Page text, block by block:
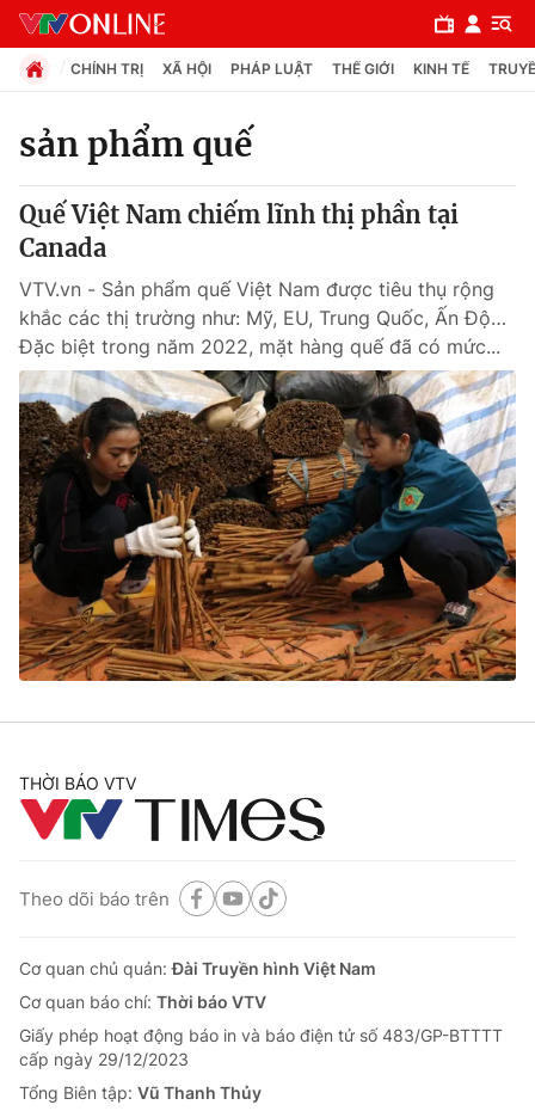
Chuyên mục
Chính trị
Xã hội
Pháp luật
Y tế
Thế giới
Tin tức
Thế giới đó đây
Câu chuyện quốc tế
Kinh tế
Tài chính
Thị trường
Góc doanh nghiệp
Dữ liệu và đời sống
Truyền hình
Phim VTV
Hậu trường
Giải sao mai
Giải trí
Điện ảnh
Âm nhạc
Du lịch
Làm đẹp
Chất lượng cuộc sống
Tuyển sinh
Học trực tuyến
Công nghệ
Hitech Công nghệ tương lai
Sản phẩm
Giao lưu trực tuyến
CHÍNH TRỊ XÃ HỘI PHÁP LUẬT THẾ GIỚI KINH TẾ
sản phẩm quế
Quế Việt Nam chiếm lĩnh thị phần tại
Canada
VTV.vn - Sản phẩm quế Việt Nam được tiêu thụ rộng
khắc các thị trường như: Mỹ, EU, Trung Quốc, Ấn Độ…
Đặc biệt trong năm 2022, mặt hàng quế đã có mức...
THỜI BÁO VTV
Theo dõi báo trên
Cơ quan chủ quản:Đài Truyền hình Việt Nam
Cơ quan báo chí: Thời báo VTV
Giấy phép hoạt động báo in và báo điện tử số 483/GP-BTTTT
cấp ngày 29/12/2023
Tổng Biên tập: Vũ Thanh Thủy